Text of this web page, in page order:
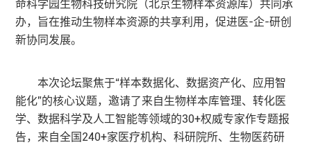
命科学园生物科技研究院（北京生物样本资源库）共同承
办，旨在推动生物样本资源的共享利用，促进医-企-研创
新协同发展。
本次论坛聚焦于“样本数据化、数据资产化、应用智
能化”的核心议题，邀请了来自生物样本库管理、转化医
学、数据科学及人工智能等领域的30+权威专家作专题报
告，来自全国240+家医疗机构、科研院所、生物医药研